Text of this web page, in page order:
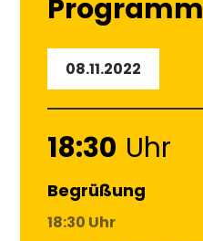
Programm
08.11.2022
18:30 Uhr
Begrüßung
18:30 Uhr